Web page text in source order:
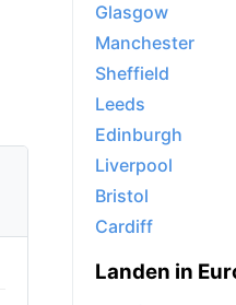
Glasgow
Manchester
Sheffield
Leeds
Edinburgh
Liverpool
Bristol
Cardiff
Landen in